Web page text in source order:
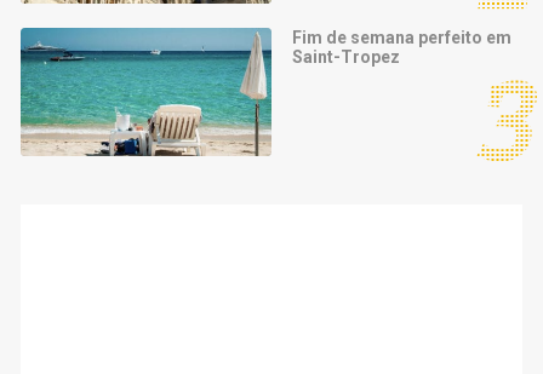
Fim de semana perfeito em
Saint-Tropez